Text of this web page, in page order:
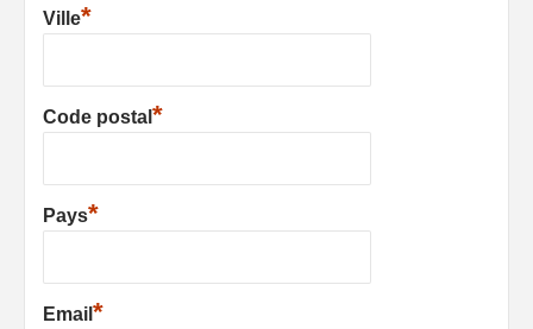
Ville*
Code postal *
Pays*
Email *